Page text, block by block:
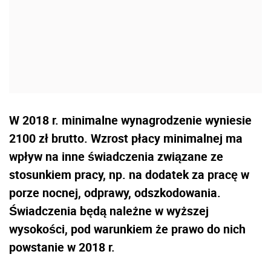
W 2018 r. minimalne wynagrodzenie wyniesie
2100 zł brutto. Wzrost płacy minimalnej ma
wpływ na inne świadczenia związane ze
stosunkiem pracy, np. na dodatek za pracę w
porze nocnej, odprawy, odszkodowania.
Świadczenia będą należne w wyższej
wysokości, pod warunkiem że prawo do nich
powstanie w 2018 r.